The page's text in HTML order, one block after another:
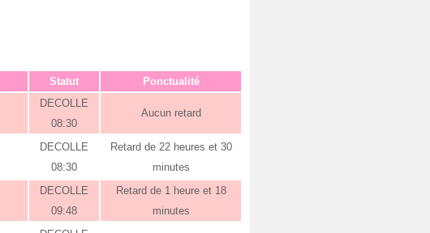
Statut Ponctualité
DECOLLE
08:30
Aucun retard
DECOLLE
08:30
Retard de 22 heures et 30
minutes
DECOLLE
09:48
Retard de 1 heure et 18
minutes